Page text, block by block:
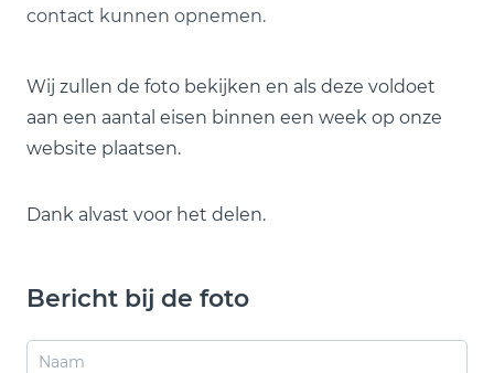
contact kunnen opnemen.
Wij zullen de foto bekijken en als deze voldoet
aan een aantal eisen binnen een week op onze
website plaatsen.
Dank alvast voor het delen.
Bericht bij de foto